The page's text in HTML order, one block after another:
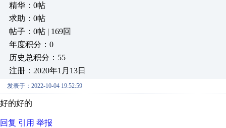
精华：0帖
求助：0帖
帖子：0帖 | 169回
年度积分：0
历史总积分：55
注册：2020年1月13日
发表于：2022-10-04 19:52:59
好的好的
回复 引用 举报